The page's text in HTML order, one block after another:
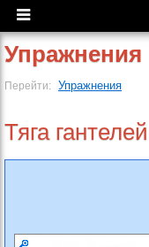
Упражнения
Перейти: Упражнения
Тяга